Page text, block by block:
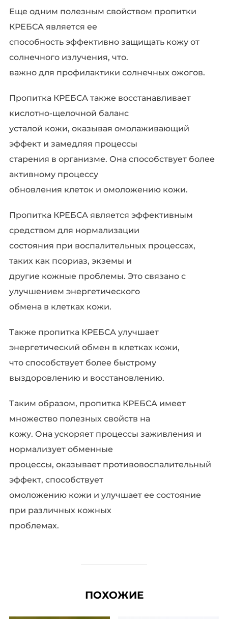
Еще одним полезным свойством пропитки
КРЕБСА является ее
способность эффективно защищать кожу от
солнечного излучения, что.
важно для профилактики солнечных ожогов.
Пропитка КРЕБСА также восстанавливает
кислотно-щелочной баланс
усталой кожи, оказывая омолаживающий
эффект и замедляя процессы
старения в организме. Она способствует более
активному процессу
обновления клеток и омоложению кожи.
Пропитка КРЕБСА является эффективным
средством для нормализации
состояния при воспалительных процессах,
таких как псориаз, экземы и
другие кожные проблемы. Это связано с
улучшением энергетического
обмена в клетках кожи.
Также пропитка КРЕБСА улучшает
энергетический обмен в клетках кожи,
что способствует более быстрому
выздоровлению и восстановлению.
Таким образом, пропитка КРЕБСА имеет
множество полезных свойств на
кожу. Она ускоряет процессы заживления и
нормализует обменные
процессы, оказывает противовоспалительный
эффект, способствует
омоложению кожи и улучшает ее состояние
при различных кожных
проблемах.
ПОХОЖИЕ